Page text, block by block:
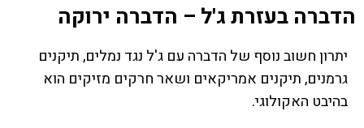
הדברה בעזרת ג'ל – הדברה ירוקה
יתרון חשוב נוסף של הדברה עם ג'ל נגד נמלים, תיקנים
גרמנים, תיקנים אמריקאים ושאר חרקים מזיקים הוא
בהיבט האקולוגי.